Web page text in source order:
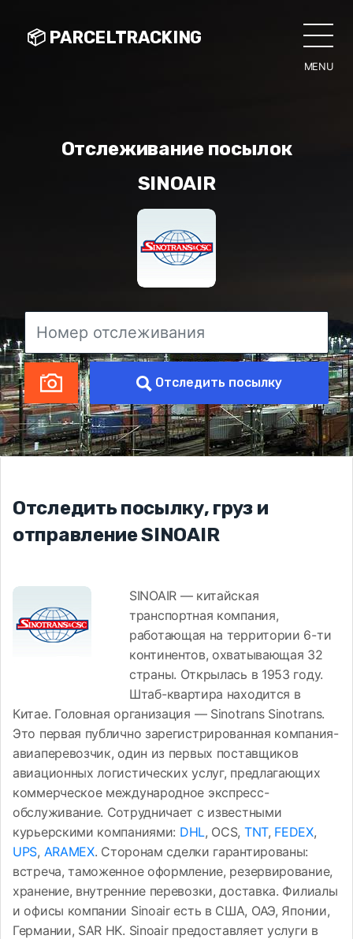
MENU
📦 PARCELTRACKING
Отслеживание посылок
SINOAIR
Отследить посылку
Отследить посылку, груз и
отправление SINOAIR
SINOAIR — китайская
транспортная компания,
работающая на территории 6-ти
континентов, охватывающая 32
страны. Открылась в 1953 году.
Штаб-квартира находится в
Китае. Головная организация — Sinotrans Sinotrans.
Это первая публично зарегистрированная компания-
авиаперевозчик, один из первых поставщиков
авиационных логистических услуг, предлагающих
коммерческое международное экспресс-
обслуживание. Сотрудничает с известными
курьерскими компаниями: DHL, OCS, TNT, FEDEX,
UPS, ARAMEX. Сторонам сделки гарантированы:
встреча, таможенное оформление, резервирование,
хранение, внутренние перевозки, доставка. Филиалы
и офисы компании Sinoair есть в США, ОАЭ, Японии,
Германии, SAR HK. Sinoair предоставляет услуги в